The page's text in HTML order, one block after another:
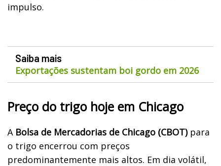
impulso.
Saiba mais
Exportações sustentam boi gordo em 2026
Preço do trigo hoje em Chicago
A Bolsa de Mercadorias de Chicago (CBOT)para
o trigo encerrou com preços
predominantemente mais altos. Em dia volátil,